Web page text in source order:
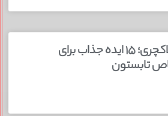
کفش تابستانی لاکچری؛ ۱۵ ایده‌ جذاب برای
تابستون